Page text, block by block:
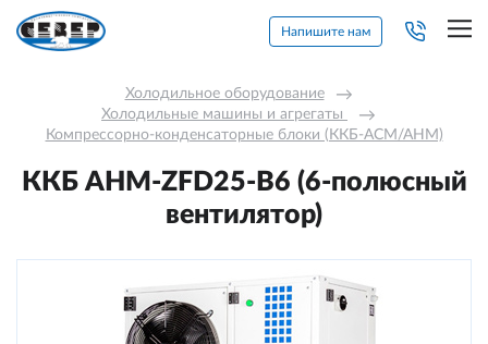
Напишите нам
Холодильное оборудование →
Холодильные машины и агрегаты →
Компрессорно-конденсаторные блоки (ККБ-АСМ/АНМ)
ККБ AНM-ZFD25-В6 (6-полюсный
вентилятор)